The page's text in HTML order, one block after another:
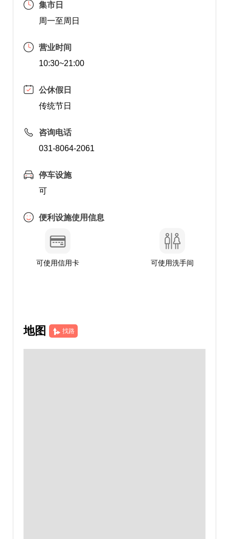
集市日
周一至周日
营业时间
10:30~21:00
公休假日
传统节日
咨询电话
031-8064-2061
停车设施
可
便利设施使用信息
可使用信用卡 可使用洗手间
地图 找路